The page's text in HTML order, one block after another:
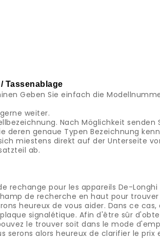
Tassenablage
Geben Sie einfach die
weiter.
Nach Möglichkeit senden
deren genaue Typen Bezeichnung
miestens direkt auf der Unterseite
ab.
rechange pour les appareils De-Longhi
de recherche en haut pour
heureux de vous aider. Dans ce
signalétique. Afin d'être sûr
le trouver soit dans le mode
serons alors heureux de clarifier le